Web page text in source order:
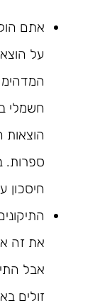
אתם
על
חשמלי
ספרות.
חיסכון
את זה
אבל
זולים